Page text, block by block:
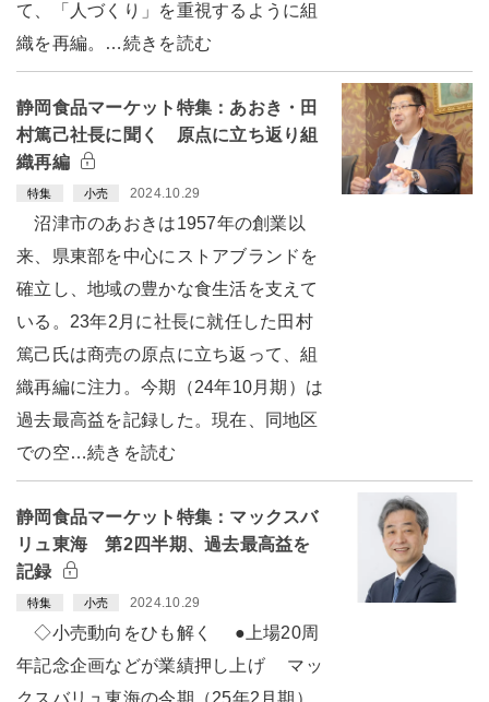
て、「人づくり」を重視するように組
織を再編。…続きを読む
静岡食品マーケット特集：あおき・田
村篤己社長に聞く 原点に立ち返り組
織再編
特集 小売 2024.10.29
沼津市のあおきは1957年の創業以
来、県東部を中心にストアブランドを
確立し、地域の豊かな食生活を支えて
いる。23年2月に社長に就任した田村
篤己氏は商売の原点に立ち返って、組
織再編に注力。今期（24年10月期）は
過去最高益を記録した。現在、同地区
での空…続きを読む
静岡食品マーケット特集：マックスバ
リュ東海 第2四半期、過去最高益を
記録
特集 小売 2024.10.29
◇小売動向をひも解く ●上場20周
年記念企画などが業績押し上げ マッ